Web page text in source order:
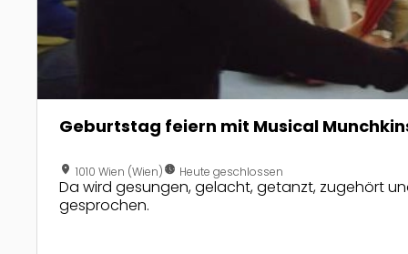
Geburtstag feiern mit Musical
location_on 1010 Wien (Wien)nest_clock_farsight_analog Heute geschlossen
Da wird gesungen, gelacht, getanzt, zugehört
gesprochen.